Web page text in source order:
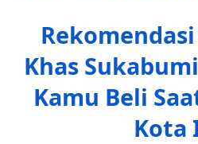
Khas
Kamu Beli
Kota